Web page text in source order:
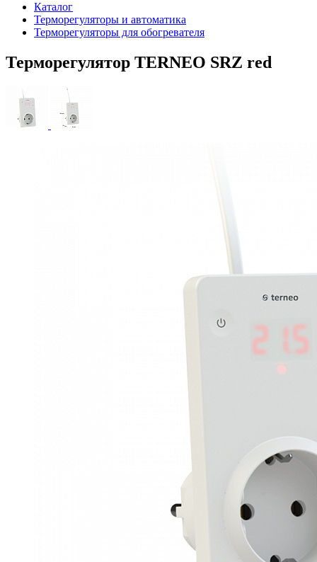
Каталог
Терморегуляторы и автоматика
Терморегуляторы для обогревателя
Терморегулятор TERNEO SRZ red